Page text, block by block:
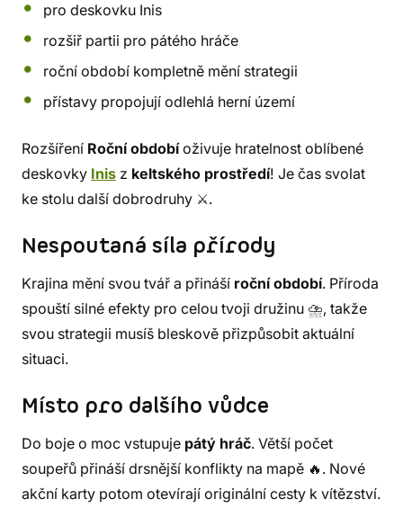
pro deskovku Inis
rozšiř partii pro pátého hráče
roční období kompletně mění strategii
přístavy propojují odlehlá herní území
Rozšíření Roční obdobíoživuje hratelnost oblíbené
deskovky Inis z keltského prostředí! Je čas svolat
ke stolu další dobrodruhy ⚔️.
Nespoutaná síla přírody
Krajina mění svou tvář a přináší roční období. Příroda
spouští silné efekty pro celou tvoji družinu ⛈️, takže
svou strategii musíš bleskově přizpůsobit aktuální
situaci.
Místo pro dalšího vůdce
Do boje o moc vstupuje pátý hráč. Větší počet
soupeřů přináší drsnější konflikty na mapě 🔥. Nové
akční karty potom otevírají originální cesty k vítězství.